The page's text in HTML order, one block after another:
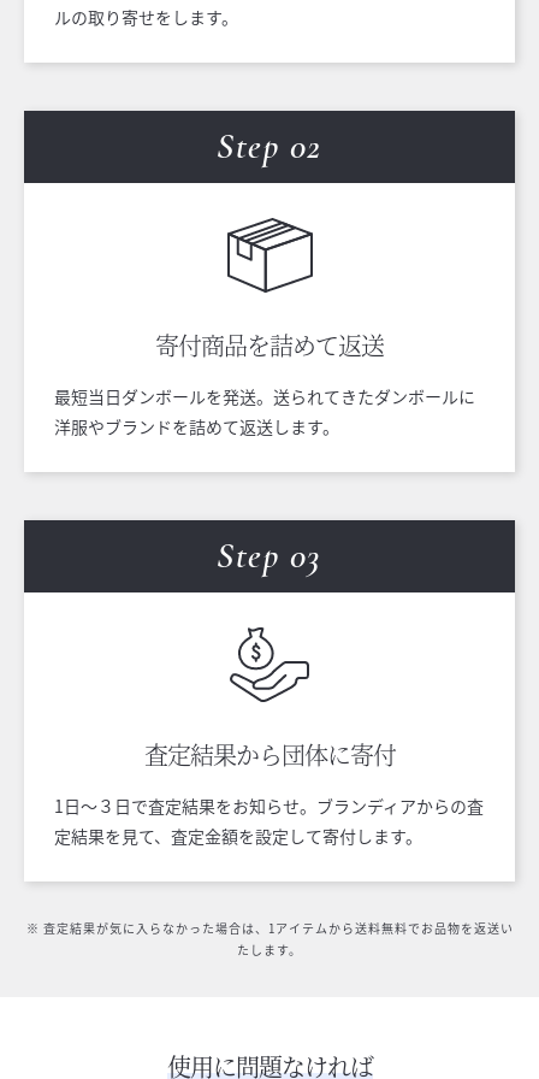
ルの取り寄せをします。
Step 02
寄付商品を詰めて返送
最短当日ダンボールを発送。送られてきたダンボールに
洋服やブランドを詰めて返送します。
Step 03
査定結果から団体に寄付
1日〜３日で査定結果をお知らせ。ブランディアからの査
定結果を見て、査定金額を設定して寄付します。
※ 査定結果が気に入らなかった場合は、1アイテムから送料無料でお品物を返送い
たします。
使用に問題なければ